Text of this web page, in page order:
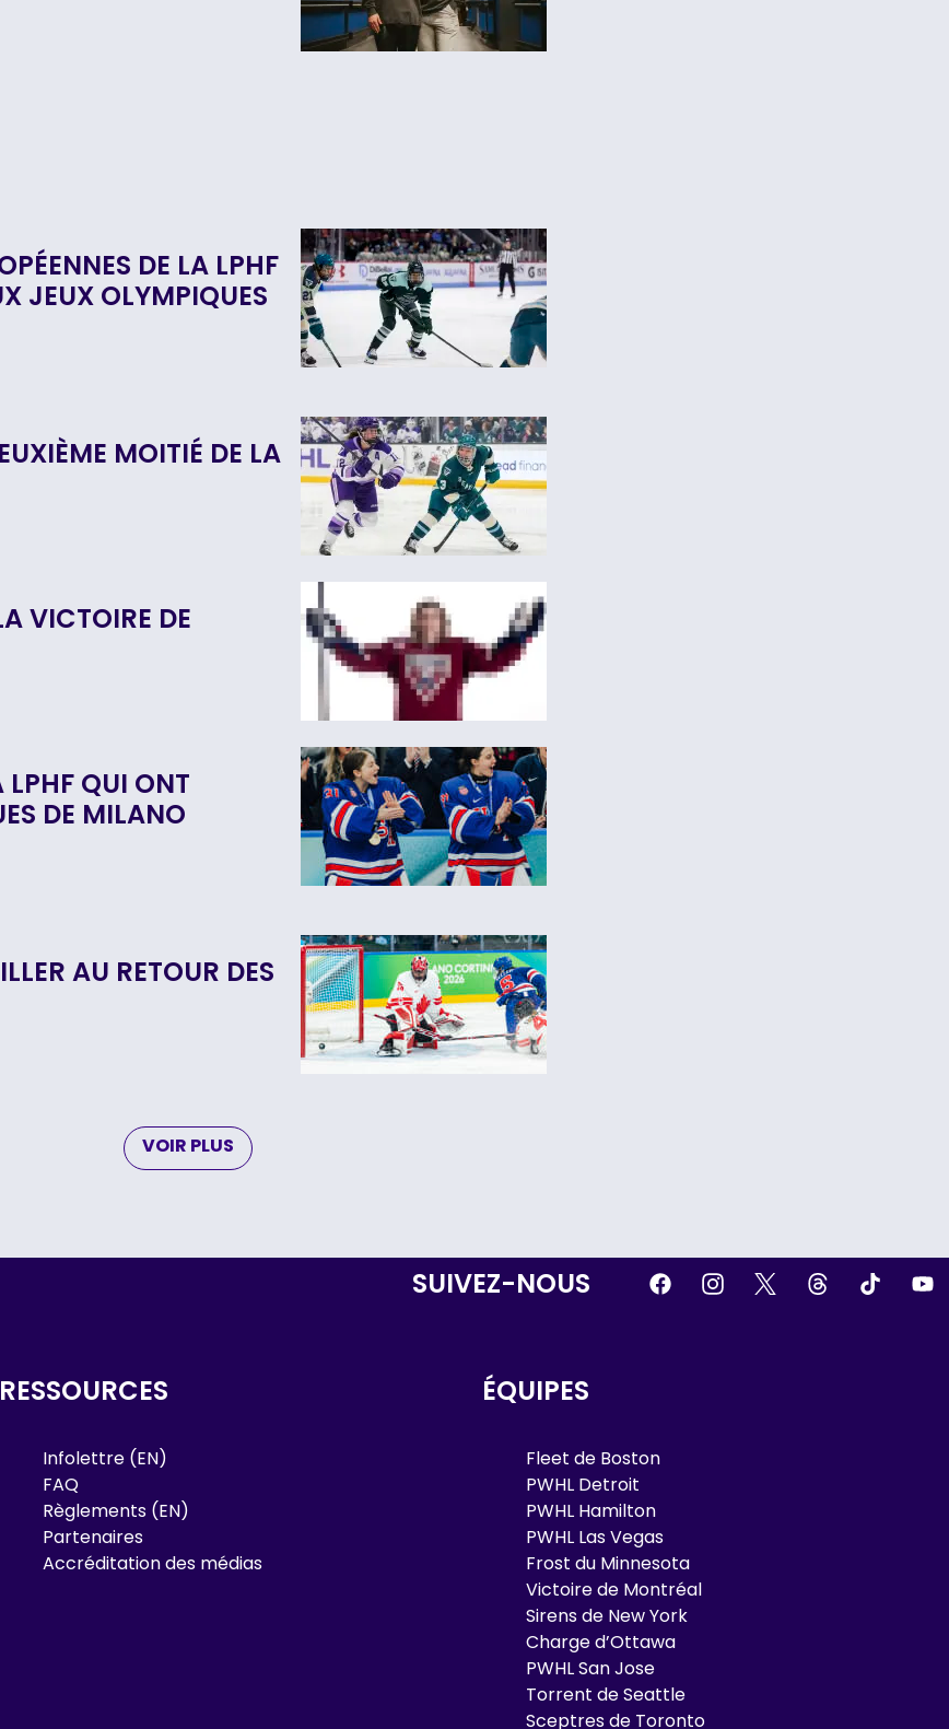
DE LA LPHF
JEUX OLYMPIQUES
MOITIÉ DE LA
VICTOIRE DE
LPHF QUI ONT
DE MILANO
AU RETOUR DES
VOIR PLUS
SUIVEZ-NOUS
RESSOURCES
Infolettre (EN)
FAQ
Règlements (EN)
Partenaires
Accréditation des médias
ÉQUIPES
Fleet de Boston
PWHL Detroit
PWHL Hamilton
PWHL Las Vegas
Frost du Minnesota
Victoire de Montréal
Sirens de New York
Charge d’Ottawa
PWHL San Jose
Torrent de Seattle
Sceptres de Toronto